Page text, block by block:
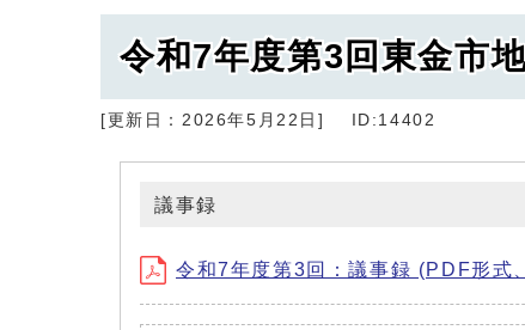
令和7年度第3回東金市
[更新日： 2026年5月22日 ] ID:14402
議事録
令和7年度第3回：議事録 (PDF形式